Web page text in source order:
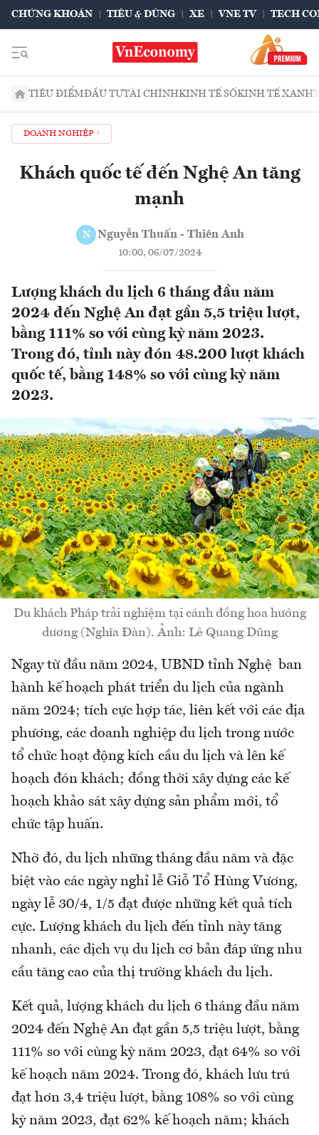
CHỨNG KHOÁN TIÊU & DÙNG XE VNE TV TECH
TIÊU ĐIỂMĐẦU TƯTÀI CHÍNHKINH TẾ SỐKINH TẾ XANH
DOANH NGHIỆP
Khách quốc tế đến Nghệ An tăng
mạnh
N Nguyễn Thuấn - Thiên Anh
10:00, 06/07/2024
Lượng khách du lịch 6 tháng đầu năm
2024 đến Nghệ An đạt gần 5,5 triệu lượt,
bằng 111% so với cùng kỳ năm 2023.
Trong đó, tỉnh này đón 48.200 lượt khách
quốc tế, bằng 148% so với cùng kỳ năm
2023.
Du khách Pháp trải nghiệm tại cánh đồng hoa hướng
dương (Nghĩa Đàn). Ảnh: Lê Quang Dũng
Ngay từ đầu năm 2024, UBND tỉnh Nghệ ban
hành kế hoạch phát triển du lịch của ngành
năm 2024; tích cực hợp tác, liên kết với các địa
phương, các doanh nghiệp du lịch trong nước
tổ chức hoạt động kích cầu du lịch và lên kế
hoạch đón khách; đồng thời xây dựng các kế
hoạch khảo sát xây dựng sản phẩm mới, tổ
chức tập huấn.
Nhờ đó, du lịch những tháng đầu năm và đặc
biệt vào các ngày nghỉ lễ Giỗ Tổ Hùng Vương,
ngày lễ 30/4, 1/5 đạt được những kết quả tích
cực. Lượng khách du lịch đến tỉnh này tăng
nhanh, các dịch vụ du lịch cơ bản đáp ứng nhu
cầu tăng cao của thị trường khách du lịch.
Kết quả, lượng khách du lịch 6 tháng đầu năm
2024 đến Nghệ An đạt gần 5,5 triệu lượt, bằng
111% so với cùng kỳ năm 2023, đạt 64% so với
kế hoạch năm 2024. Trong đó, khách lưu trú
đạt hơn 3,4 triệu lượt, bằng 108% so với cùng
kỳ năm 2023, đạt 62% kế hoạch năm; khách